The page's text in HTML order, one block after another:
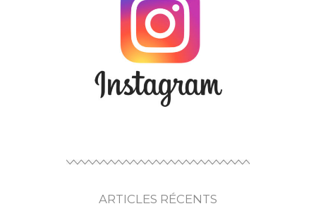
ARTICLES RÉCENTS